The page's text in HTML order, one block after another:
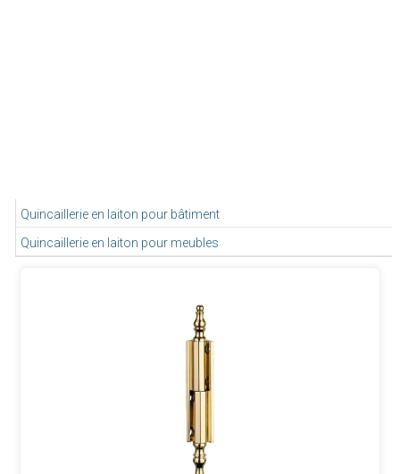
Quincaillerie en laiton pour bâtiment
Quincaillerie en laiton pour meubles